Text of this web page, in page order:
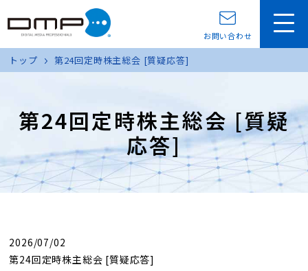
お問い合わせ
トップ 第24回定時株主総会 [質疑応答]
第24回定時株主総会 [質疑
応答]
2026/07/02
第24回定時株主総会 [質疑応答]